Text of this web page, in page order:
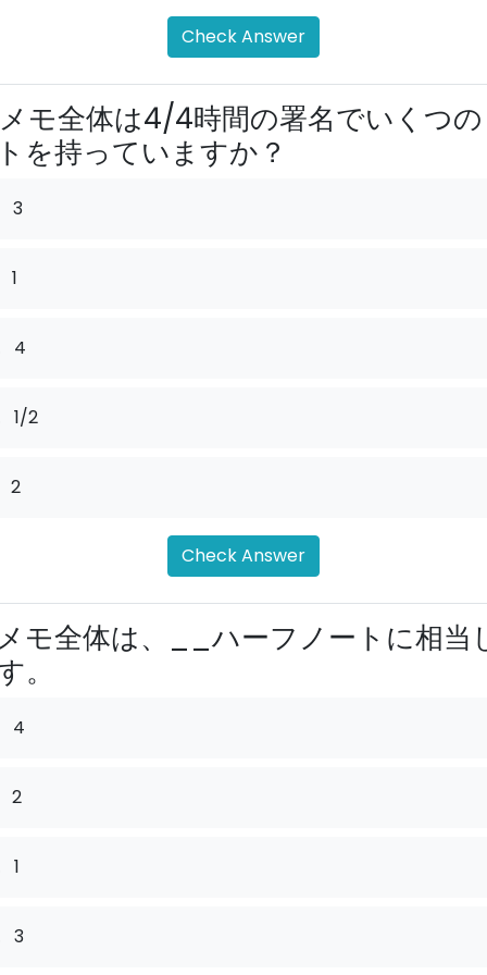
Check Answer
メモ全体は4/4時間の署名でいくつ
を持っていますか？
3
1
4
1/2
2
Check Answer
モ全体は、__ハーフノートに相当
。
4
2
1
3